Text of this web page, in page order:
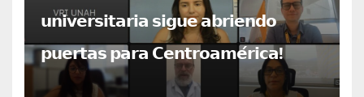
𝘂𝗻𝗶𝘃𝗲𝗿𝘀𝗶𝘁𝗮𝗿𝗶𝗮 𝘀𝗶𝗴𝘂𝗲 𝗮𝗯𝗿𝗶𝗲𝗻𝗱𝗼
𝗽𝘂𝗲𝗿𝘁𝗮𝘀 𝗽𝗮𝗿𝗮 𝗖𝗲𝗻𝘁𝗿𝗼𝗮𝗺𝗲́𝗿𝗶𝗰𝗮!